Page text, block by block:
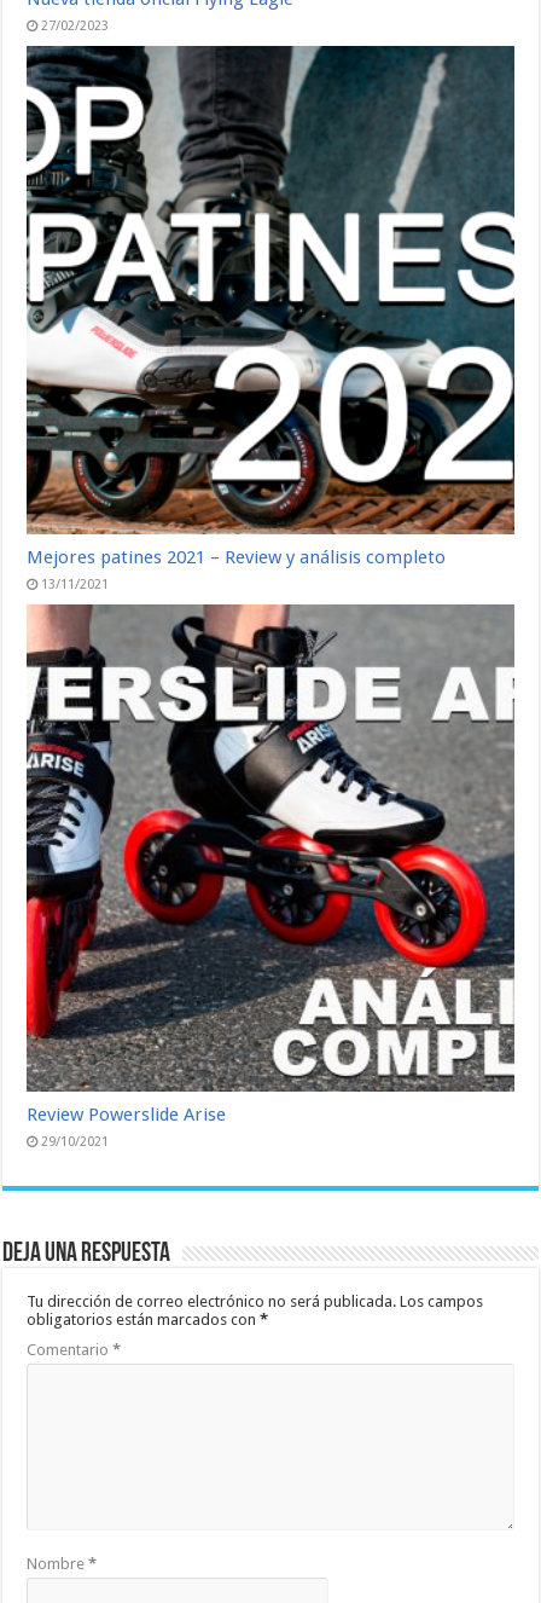
27/02/2023
Mejores patines 2021 – Review y análisis completo
13/11/2021
Review Powerslide Arise
29/10/2021
Deja una respuesta
Tu dirección de correo electrónico no será publicada. Los campos
obligatorios están marcados con*
Comentario*
Nombre*